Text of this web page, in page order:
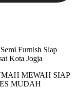
Furnish Siap
Kota Jogja
MEWAH SIAP
MUDAH